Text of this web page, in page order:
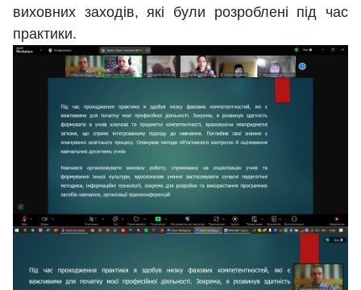
виховних заходів, які були розроблені під час
практики.